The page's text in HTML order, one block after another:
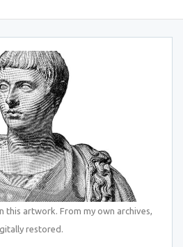
this artwork. From my own archives,
restored.